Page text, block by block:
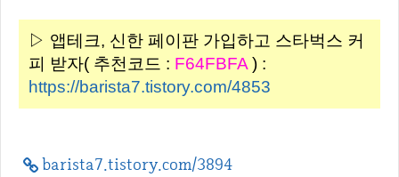
▷ 앱테크, 신한 페이판 가입하고 스타벅스 커
피 받자( 추천코드 : F64FBFA) :
https://barista7.tistory.com/4853
barista7.tistory.com/3894